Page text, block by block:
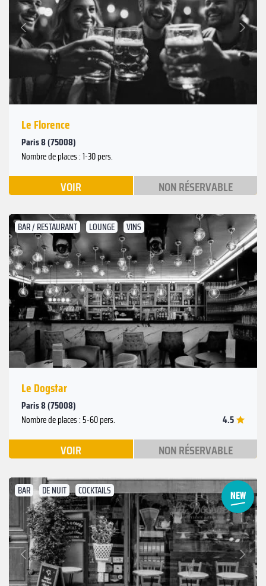
Précédent
Suivant
Le Florence
Paris 8 (75008)
Nombre de places : 1-30 pers.
VOIR NON RÉSERVABLE
BAR / RESTAURANT LOUNGE VINS
Précédent
Suivant
Le Dogstar
Paris 8 (75008)
Nombre de places : 5-60 pers. 4.5
VOIR NON RÉSERVABLE
BAR DE NUIT COCKTAILS
Précédent
Suivant